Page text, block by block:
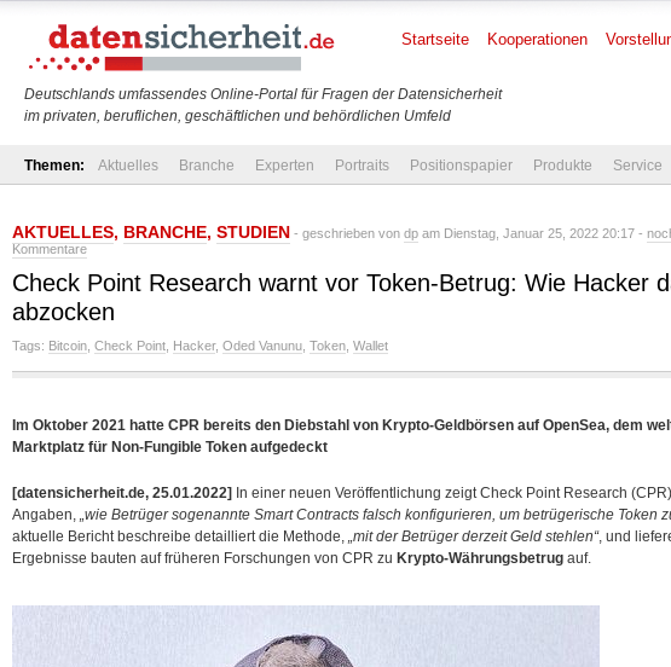
Deutschlands umfassendes Online-Portal für Fragen der Datensicherheit
im privaten, beruflichen, geschäftlichen und behördlichen Umfeld
Startseite Kooperationen
Themen: Aktuelles Branche Experten Portraits Positionspapier Produkte Service
AKTUELLES, BRANCHE, STUDIEN - geschrieben von dp am Dienstag, Januar 25, 2022 20:17 -
Kommentare
Check Point Research warnt vor Token-Betrug: Wie Hacker
abzocken
Tags: Bitcoin Check Point Hacker, Oded Vanunu Token Wallet
Im Oktober 2021 hatte CPR bereits den Diebstahl von Krypto-Geldbörsen auf OpenSea, dem
Marktplatz für Non-Fungible Token aufgedeckt
[datensicherheit.de, 25.01.2022] In einer neuen Veröffentlichung zeigt Check Point Research
Angaben, „wie Betrüger sogenannte Smart Contracts falsch konfigurieren, um betrügerische Token
aktuelle Bericht beschreibe detailliert die Methode, „mit der Betrüger derzeit Geld stehlen“, und
Ergebnisse bauten auf früheren Forschungen von CPR zu Krypto-Währungsbetrug auf.